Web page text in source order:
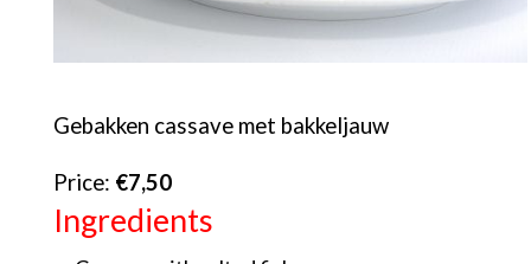
Gebakken cassave met bakkeljauw
Price: €7,50
Ingredients